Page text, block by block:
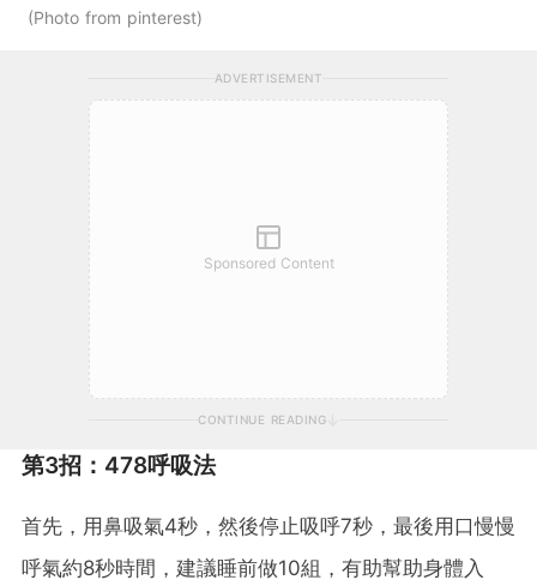
Photo from pinterest
ADVERTISEMENT
Sponsored Content
CONTINUE READING
第3招：478呼吸法
首先，用鼻吸氣4秒，然後停止吸呼7秒，最後用口慢慢
呼氣約8秒時間，建議睡前做10組，有助幫助身體入